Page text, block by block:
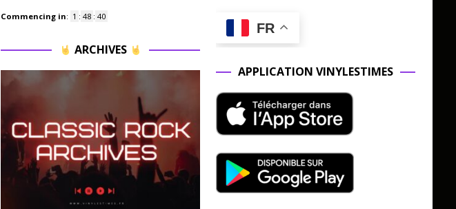
Commencing in: 1 : 48 : 38
ARCHIVES
FR
APPLICATION VINYLESTIMES